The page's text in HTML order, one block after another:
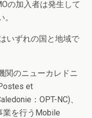
の加入者は発生して
いずれの国と地域で
関のニューカレドニ
et
：OPT-NC)、
業を行うMobile